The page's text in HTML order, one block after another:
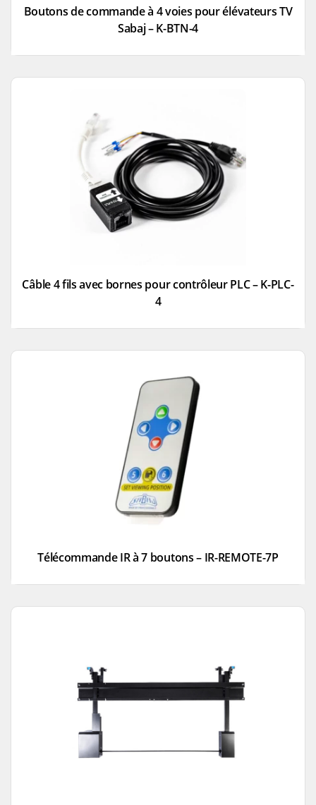
Boutons de commande à 4 voies pour élévateurs TV
Sabaj – K-BTN-4
Câble 4 fils avec bornes pour contrôleur PLC – K-PLC-
4
Télécommande IR à 7 boutons – IR-REMOTE-7P